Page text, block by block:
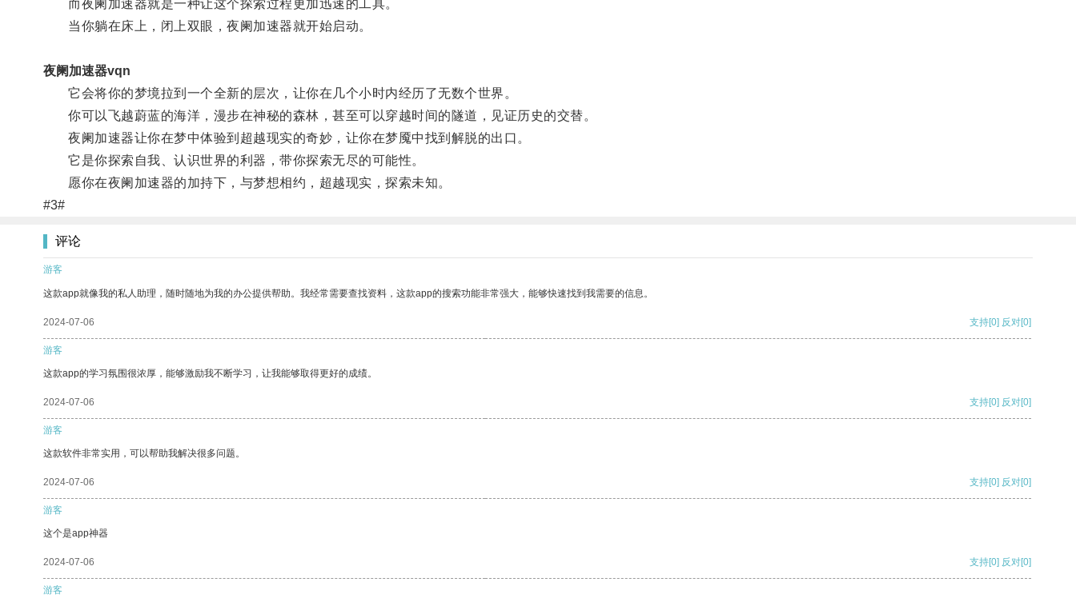
而夜阑加速器就是一种让这个探索过程更加迅速的工具。
当你躺在床上，闭上双眼，夜阑加速器就开始启动。
夜阑加速器vqn
它会将你的梦境拉到一个全新的层次，让你在几个小时内经历了无数个世界。
你可以飞越蔚蓝的海洋，漫步在神秘的森林，甚至可以穿越时间的隧道，见证历史的交替。
夜阑加速器让你在梦中体验到超越现实的奇妙，让你在梦魇中找到解脱的出口。
它是你探索自我、认识世界的利器，带你探索无尽的可能性。
愿你在夜阑加速器的加持下，与梦想相约，超越现实，探索未知。
#3#
评论
游客
这款app就像我的私人助理，随时随地为我的办公提供帮助。我经常需要查找资料，这款app的搜索功能非常强大，能够快速找到我需要的信息。
2024-07-06 支持[0] 反对[0]
游客
这款app的学习氛围很浓厚，能够激励我不断学习，让我能够取得更好的成绩。
2024-07-06 支持[0] 反对[0]
游客
这款软件非常实用，可以帮助我解决很多问题。
2024-07-06 支持[0] 反对[0]
游客
这个是app神器
2024-07-06 支持[0] 反对[0]
游客